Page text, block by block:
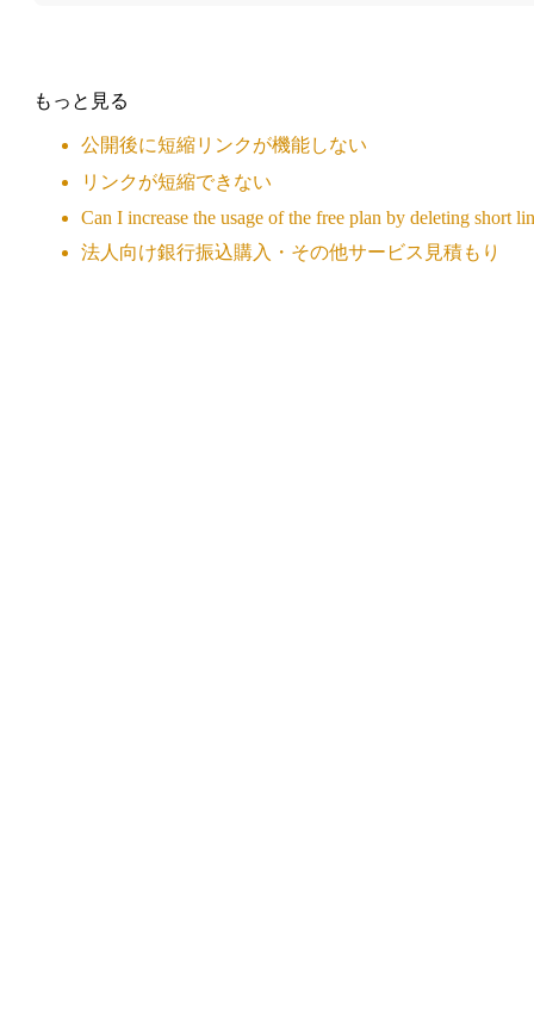
もっと見る
公開後に短縮リンクが機能しない
リンクが短縮できない
Can I increase the usage of the free plan by deleting short
法人向け銀行振込購入・その他サービス見積もり